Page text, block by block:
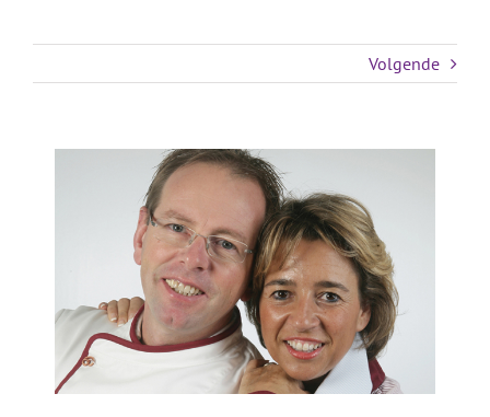
Volgende